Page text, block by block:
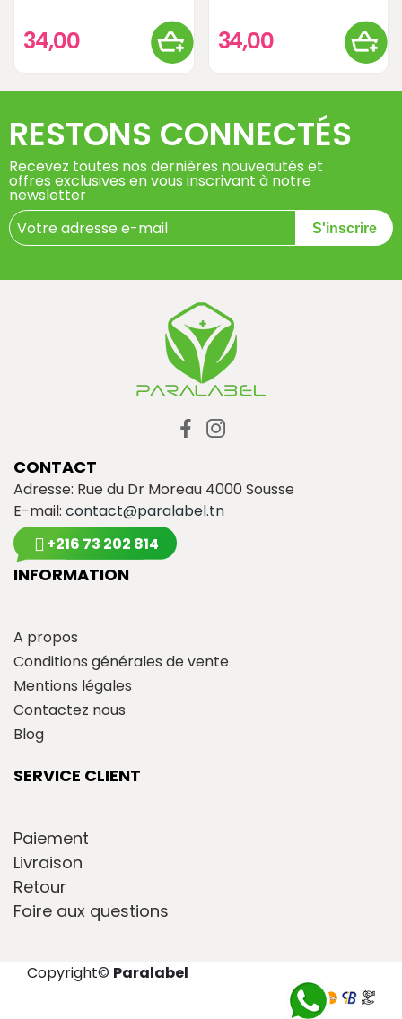
34,00 34,00
RESTONS CONNECTÉS
Recevez toutes nos dernières nouveautés et
offres exclusives en vous inscrivant à notre
newsletter
S'inscrire
CONTACT
Adresse: Rue du Dr Moreau 4000 Sousse
E-mail: contact@paralabel.tn
+216 73 202 814
INFORMATION
A propos
Conditions générales de vente
Mentions légales
Contactez nous
Blog
SERVICE CLIENT
Paiement
Livraison
Retour
Foire aux questions
Copyright© Paralabel